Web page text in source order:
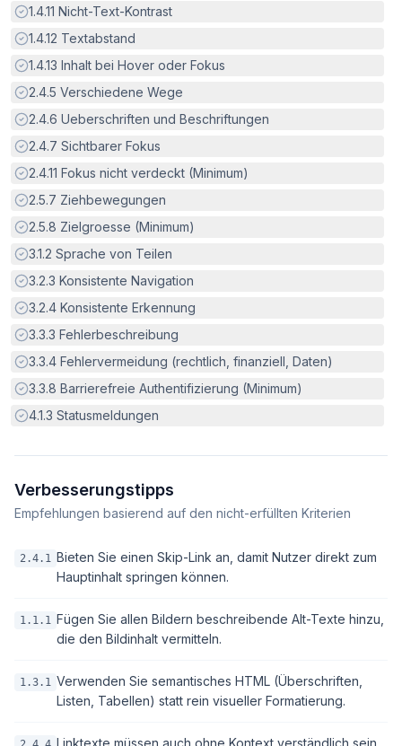
Erfüllt:
1.4.11 Nicht-Text-Kontrast
Erfüllt:
1.4.12 Textabstand
Erfüllt:
1.4.13 Inhalt bei Hover oder Fokus
Erfüllt:
2.4.5 Verschiedene Wege
Erfüllt:
2.4.6 Ueberschriften und Beschriftungen
Erfüllt:
2.4.7 Sichtbarer Fokus
Erfüllt:
2.4.11 Fokus nicht verdeckt (Minimum)
Erfüllt:
2.5.7 Ziehbewegungen
Erfüllt:
2.5.8 Zielgroesse (Minimum)
Erfüllt:
3.1.2 Sprache von Teilen
Erfüllt:
3.2.3 Konsistente Navigation
Erfüllt:
3.2.4 Konsistente Erkennung
Erfüllt:
3.3.3 Fehlerbeschreibung
Erfüllt:
3.3.4 Fehlervermeidung (rechtlich, finanziell, Daten)
Erfüllt:
3.3.8 Barrierefreie Authentifizierung (Minimum)
Erfüllt:
4.1.3 Statusmeldungen
Verbesserungstipps
Empfehlungen basierend auf den nicht-erfüllten Kriterien
2.4.1 Bieten Sie einen Skip-Link an, damit Nutzer direkt zum
Hauptinhalt springen können.
1.1.1 Fügen Sie allen Bildern beschreibende Alt-Texte hinzu,
die den Bildinhalt vermitteln.
1.3.1 Verwenden Sie semantisches HTML (Überschriften,
Listen, Tabellen) statt rein visueller Formatierung.
Linktexte müssen auch ohne Kontext verständlich sein.